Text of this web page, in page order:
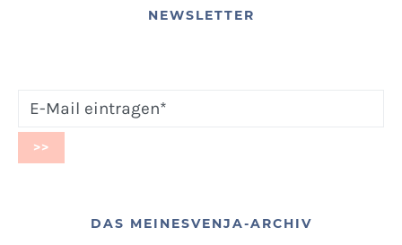
NEWSLETTER
DAS MEINESVENJA-ARCHIV